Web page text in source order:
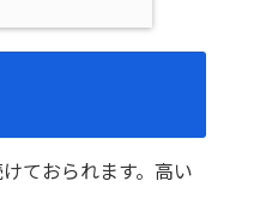
ておられます。高い